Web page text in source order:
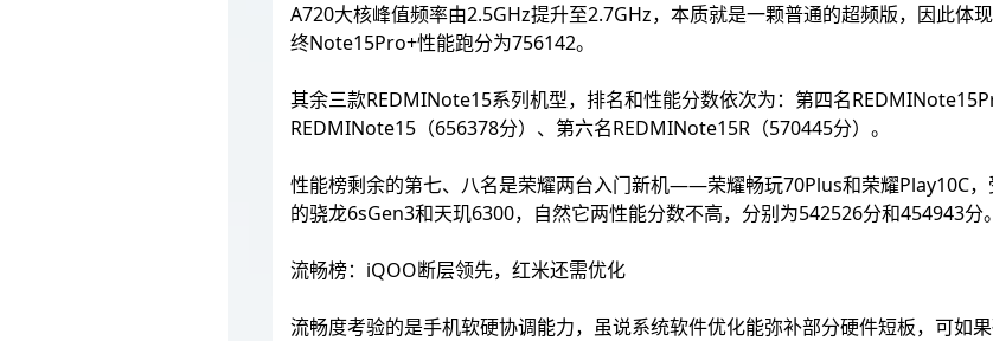
A720大核峰值频率由2.5GHz提升至2.7GHz，本质就是一颗普通的超频版，因此体
终Note15Pro+性能跑分为756142。
其余三款REDMINote15系列机型，排名和性能分数依次为：第四名
REDMINote15（656378分）、第六名REDMINote15R（570445分）。
性能榜剩余的第七、八名是荣耀两台入门新机——荣耀畅玩70Plus和荣耀Play10C
的骁龙6sGen3和天玑6300，自然它两性能分数不高，分别为542526分和454943分。
流畅榜：iQOO断层领先，红米还需优化
流畅度考验的是手机软硬协调能力，虽说系统软件优化能弥补部分硬件短板，可如